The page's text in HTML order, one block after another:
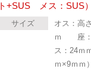
ト+SUS メス：SUS
サイズ
オス：高
ｍ 座：
ス：24ｍ
ｍ×9ｍ